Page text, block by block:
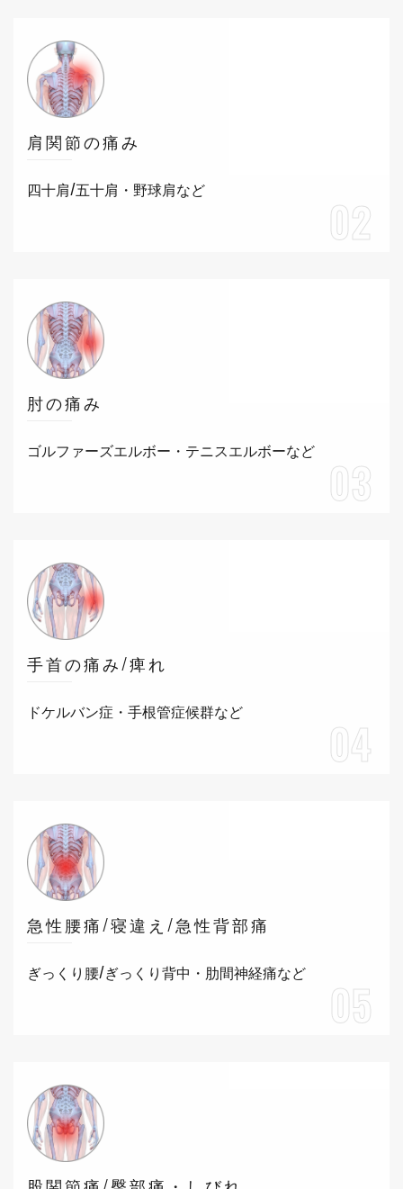
肩関節の痛み
四十肩/五十肩・野球肩など
02
肘の痛み
ゴルファーズエルボー・テニスエルボーなど
03
手首の痛み/痺れ
ドケルバン症・手根管症候群など
04
急性腰痛/寝違え/急性背部痛
ぎっくり腰/ぎっくり背中・肋間神経痛など
05